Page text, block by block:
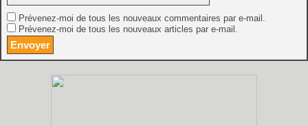
Prévenez-moi de tous les nouveaux commentaires par e-mail.
Prévenez-moi de tous les nouveaux articles par e-mail.